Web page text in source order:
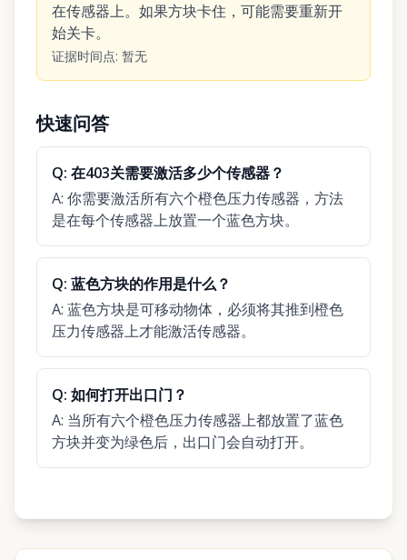
在传感器上。如果方块卡住，可能需要重新开
始关卡。
证据时间点: 暂无
快速问答
Q: 在403关需要激活多少个传感器？
A: 你需要激活所有六个橙色压力传感器，方法
是在每个传感器上放置一个蓝色方块。
Q: 蓝色方块的作用是什么？
A: 蓝色方块是可移动物体，必须将其推到橙色
压力传感器上才能激活传感器。
Q: 如何打开出口门？
A: 当所有六个橙色压力传感器上都放置了蓝色
方块并变为绿色后，出口门会自动打开。